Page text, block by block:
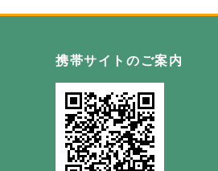
携帯サイトのご案内